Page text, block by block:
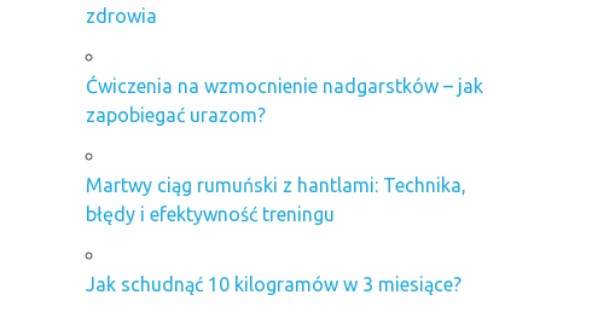
zdrowia
Ćwiczenia na wzmocnienie nadgarstków – jak
zapobiegać urazom?
Martwy ciąg rumuński z hantlami: Technika,
błędy i efektywność treningu
Jak schudnąć 10 kilogramów w 3 miesiące?